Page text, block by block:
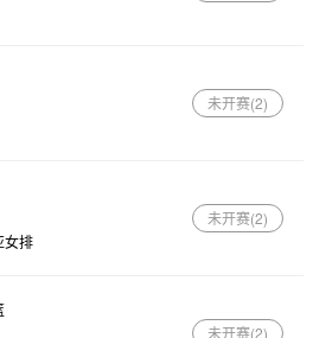
未开赛(2)
女排
未开赛(2)
未开赛(2)